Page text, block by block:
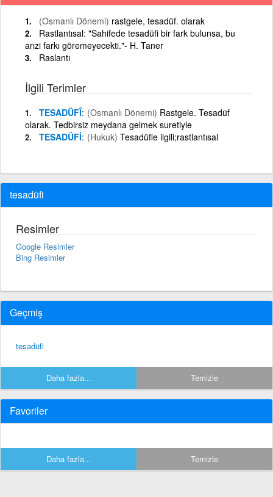
(Osmanlı Dönemi) rastgele, tesadüf. olarak
Rastlantısal: "Sahifede tesadüfi bir fark bulunsa, bu
arızi farkı göremeyecekti."- H. Taner
Raslantı
İlgili Terimler
TESADÜFÎ (Osmanlı Dönemi) Rastgele. Tesadüf
olarak. Tedbirsiz meydana gelmek suretiyle
TESADÜFİ (Hukuk) Tesadüfle ilgili;rastlantısal
tesadüfi
Resimler
Google Resimler
Bing Resimler
Geçmiş
tesadüfi
Daha fazla... Temizle
Favoriler
Daha fazla... Temizle